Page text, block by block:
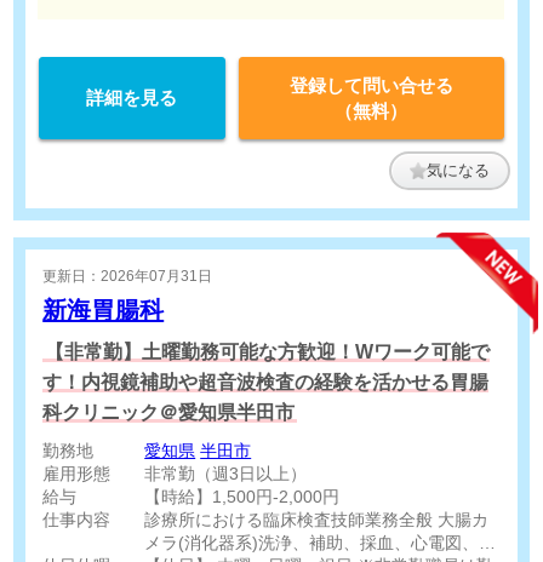
詳細を見る
登録して問い合せる
（無料）
気になる
更新日：2026年07月31日
新海胃腸科
【非常勤】土曜勤務可能な方歓迎！Wワーク可能で
す！内視鏡補助や超音波検査の経験を活かせる胃腸
科クリニック＠愛知県半田市
勤務地 愛知県 半田市
雇用形態
非常勤（週3日以上）
給与
【時給】1,500円-2,000円
仕事内容
診療所における臨床検査技師業務全般 大腸カ
メラ(消化器系)洗浄、補助、採血、心電図、エ